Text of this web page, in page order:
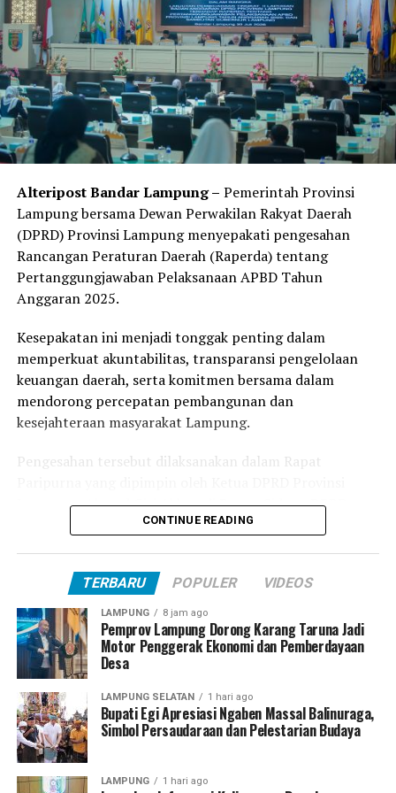
“Saya berharap para peserta bisa mengambil hal-hal
positif dari kegiatan ini. Ilmu yang diperoleh juga bisa
disebarluaskan, terutama di lingkungan keluarga dan
masyarakat sekitar,” pungkasnya. (*)
Facebook Comments Box
RELATED TOPICS:
UP NEXT
Sosok Elly Wahyuni, Tak Pernah Lelah Mendengar dan
Memperjuangkan Aspirasi Masyarakat
DON'T MISS
DPRD Lampung Dukung Penuh Pembentukan Perda Anti-
LGBT
Alteripost Bandar Lampung – Pemerintah Provinsi
Lampung bersama Dewan Perwakilan Rakyat Daerah
(DPRD) Provinsi Lampung menyepakati pengesahan
Rancangan Peraturan Daerah (Raperda) tentang
Pertanggungjawaban Pelaksanaan APBD Tahun
Anggaran 2025.
Kesepakatan ini menjadi tonggak penting dalam
memperkuat akuntabilitas, transparansi pengelolaan
keuangan daerah, serta komitmen bersama dalam
mendorong percepatan pembangunan dan
kesejahteraan masyarakat Lampung.
Pengesahan tersebut dilaksanakan dalam Rapat
Lampung, Ahmad Giri Akbar, di Ruang Sidang DPRD
Provinsi Lampung, Kamis (30/07/2026).
Rahmat Mirzani Djausal, menyampaikan apresiasi
setinggi-tingginya kepada seluruh pimpinan dan
anggota dewan, khususnya jajaran Komisi dan Badan
Anggaran (Banggar) yang telah bekerja maksimal dalam
merampungkan tahapan pembahasan.
“Persetujuan ini merupakan wujud nyata dari sinergi
yang solid antara eksekutif dan legislatif. Selanjutnya,
Raperda yang telah mendapat persetujuan dewan yang
terhormat ini akan segera kami sampaikan kepada
CONTINUE READING
TERBARU POPULER VIDEOS
LAMPUNG 8 jam ago
Pemprov Lampung Dorong Karang Taruna Jadi
Motor Penggerak Ekonomi dan Pemberdayaan
Desa
LAMPUNG SELATAN 1 hari ago
Bupati Egi Apresiasi Ngaben Massal Balinuraga,
Simbol Persaudaraan dan Pelestarian Budaya
LAMPUNG 1 hari ago